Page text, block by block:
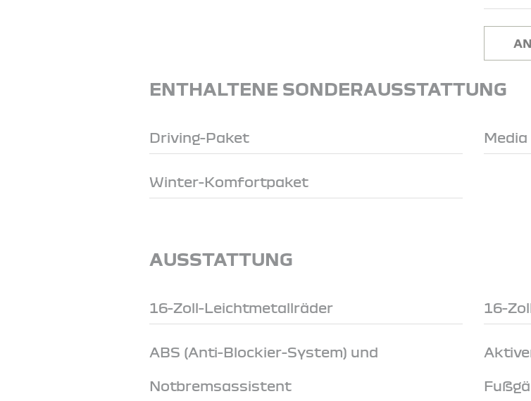
ENTHALTENE SONDERAUSSTATTUNG
Driving-Paket
Winter-Komfortpaket
AUSSTATTUNG
16-Zoll-Leichtmetallräder 16-
ABS (Anti-Blockier-System) und
Notbremsassistent